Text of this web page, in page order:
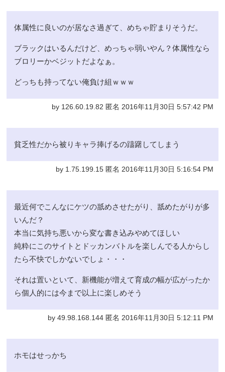
体属性に良いのが居なさ過ぎて、めちゃ貯まりそうだ。
ブラックはいるんだけど、めっちゃ弱いやん？体属性なら
ブロリーかベジットだよなぁ。
どっちも持ってない俺負け組ｗｗｗ
by 126.60.19.82 匿名 2016年11月30日 5:57:42 PM
貧乏性だから被りキャラ捧げるの躊躇してしまう
by 1.75.199.15 匿名 2016年11月30日 5:16:54 PM
最近何でこんなにケツの舐めさせたがり、舐めたがりが多
いんだ？
本当に気持ち悪いから変な書き込みやめてほしい
純粋にこのサイトとドッカンバトルを楽しんでる人からし
たら不快でしかないでしょ・・・
それは置いといて、新機能が増えて育成の幅が広がったか
ら個人的には今まで以上に楽しめそう
by 49.98.168.144 匿名 2016年11月30日 5:12:11 PM
ホモはせっかち